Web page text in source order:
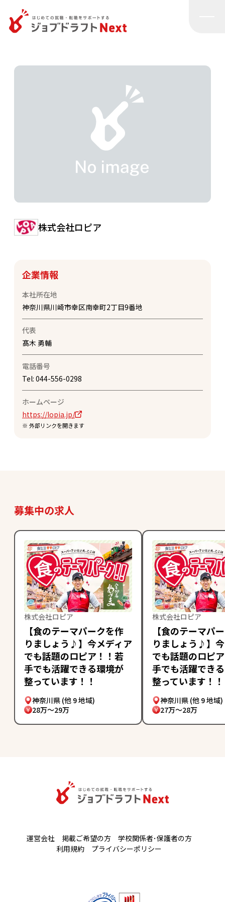
株式会社ロピア
企業情報
本社所在地
神奈川県川崎市幸区南幸町2丁目9番地
代表
髙木 勇輔
電話番号
Tel: 044-556-0298
ホームページ
https://lopia.jp/
※ 外部リンクを開きます
募集中の求人
株式会社ロピア
【食のテーマパークを作
りましょう♪】今メディア
でも話題のロピア！！若
手でも活躍できる環境が
整っています！！
神奈川県 (他 9 地域)
28万～29万
株式会社ロピア
【食のテーマパ
りましょう♪】
でも話題のロピ
手でも活躍でき
整っています！！
神奈川県 (他 9 地域)
27万～28万
運営会社 掲載ご希望の方
学校関係者･保護者の方
利用規約
プライバシーポリシー